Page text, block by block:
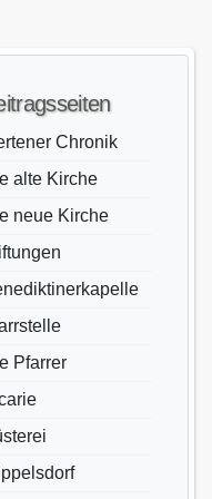
Chronik
alte Kirche
neue Kirche
Pfarrer